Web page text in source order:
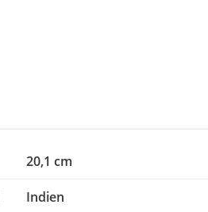
20,1 cm
Indien